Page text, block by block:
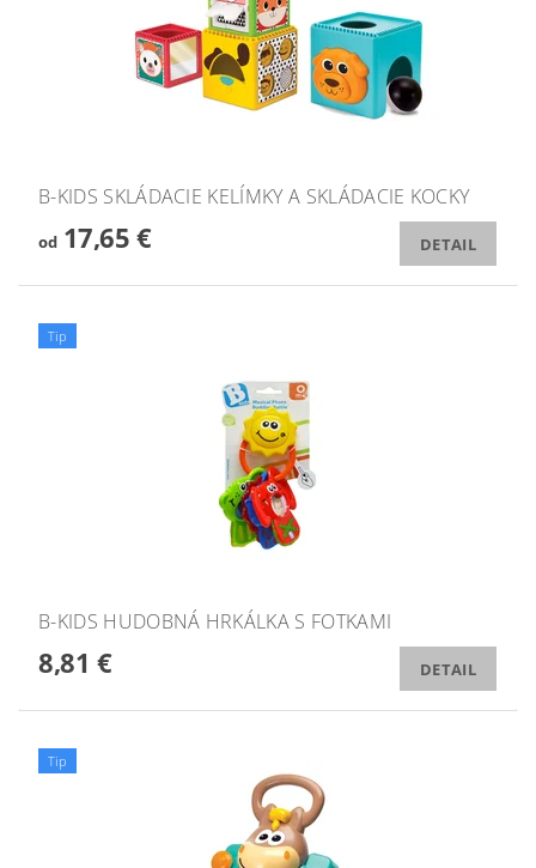
B-KIDS SKLÁDACIE KELÍMKY A SKLÁDACIE KOCKY
od17,65 € DETAIL
Tip
B-KIDS HUDOBNÁ HRKÁLKA S FOTKAMI
8,81 € DETAIL
Tip